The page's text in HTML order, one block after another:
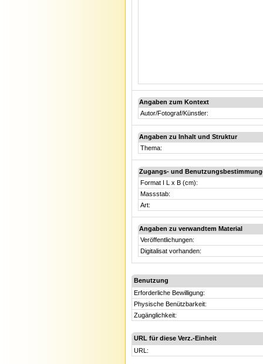
Angaben zum Kontext
Autor/Fotograf/Künstler:
Angaben zu Inhalt und Struktur
Thema:
Zugangs- und
Format I L x B (cm):
Massstab:
Art:
Angaben zu verwandtem Material
Veröffentlichungen:
Digitalisat vorhanden:
Benutzung
Erforderliche Bewilligung:
Physische Benützbarkeit:
Zugänglichkeit:
URL für diese Verz.-Einheit
URL: